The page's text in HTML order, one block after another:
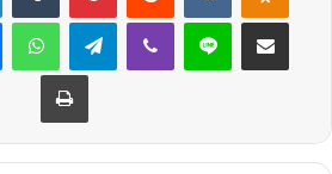
MessengerWhatsAppTelegramViber Line E-Posta ile
Yazdır